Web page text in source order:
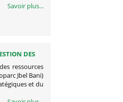
Savoir plus...
DES
DU
ressources
Jbel Bani)
et du